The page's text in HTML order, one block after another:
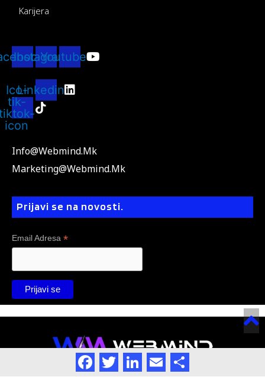
FacebookTwitter LinkedInEmail
Karijera
Instagram
Youtube
Ico-
tik-
icon
Linkedin
Info@webmind.mk
Marketing@webmind.mk
Prijavi se na novosti.
Email Adresa *